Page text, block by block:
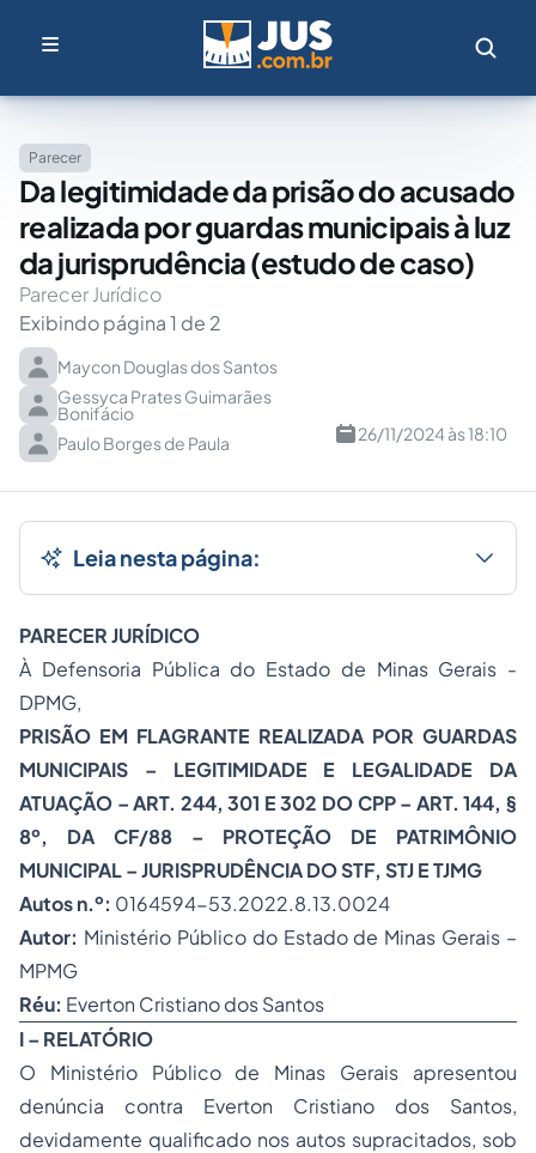
Parecer
Da legitimidade da prisão do acusado
realizada por guardas municipais à luz
da jurisprudência (estudo de caso)
Parecer Jurídico
Exibindo página 1 de 2
Maycon Douglas dos Santos
Gessyca Prates Guimarães
Bonifácio
Paulo Borges de Paula
26/11/2024 às 18:10
Leia nesta página:
PARECER JURÍDICO
À Defensoria Pública do Estado de Minas Gerais -
DPMG,
PRISÃO EM FLAGRANTE REALIZADA POR GUARDAS
MUNICIPAIS – LEGITIMIDADE E LEGALIDADE DA
ATUAÇÃO – ART. 244, 301 E 302 DO CPP – ART. 144, §
8º, DA CF/88 – PROTEÇÃO DE PATRIMÔNIO
MUNICIPAL – JURISPRUDÊNCIA DO STF, STJ E TJMG
Autos n.º: 0164594-53.2022.8.13.0024
Autor: Ministério Público do Estado de Minas Gerais –
MPMG
Réu: Everton Cristiano dos Santos
I – RELATÓRIO
O Ministério Público de Minas Gerais apresentou
denúncia contra Everton Cristiano dos Santos,
devidamente qualificado nos autos supracitados, sob